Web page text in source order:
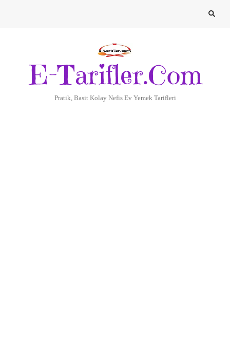
E-Tarifler.Com
Pratik, Basit Kolay Nefis Ev Yemek Tarifleri